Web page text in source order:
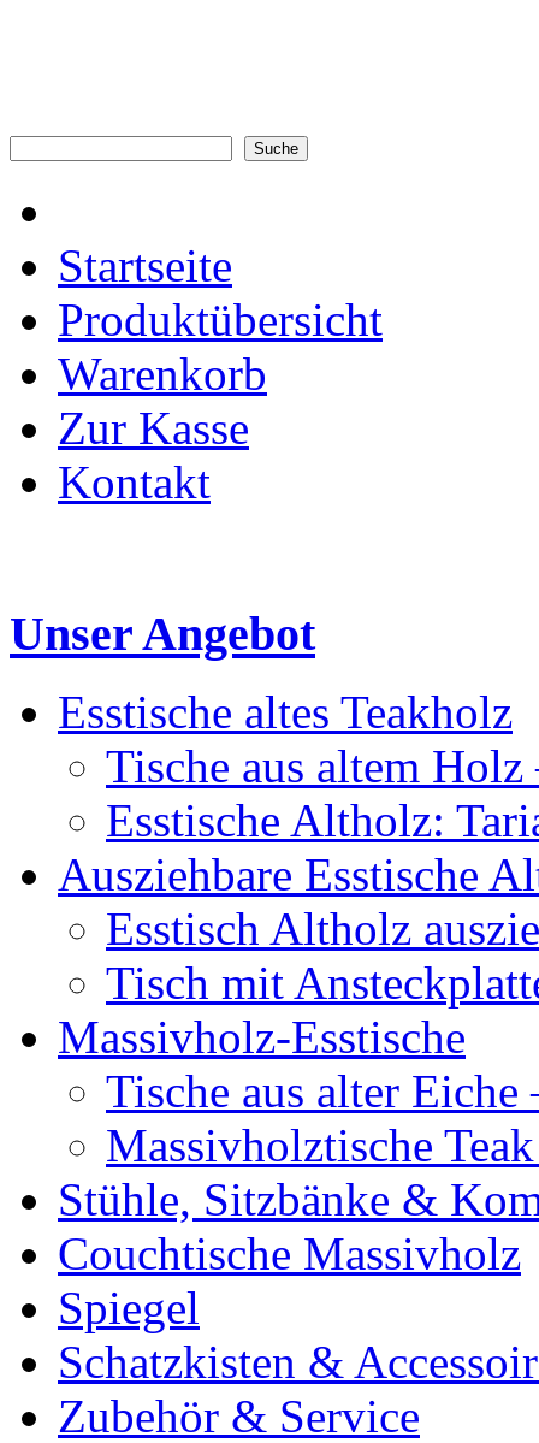
Startseite
Produktübersicht
Warenkorb
Zur Kasse
Kontakt
Unser Angebot
Esstische altes Teakholz
Tische aus altem
Esstische Altholz:
Ausziehbare Esstische
Esstisch Altholz
Tisch mit
Massivholz-Esstische
Tische aus alter
Massivholztische
Stühle, Sitzbänke &
Couchtische Massivholz
Spiegel
Schatzkisten &
Zubehör & Service